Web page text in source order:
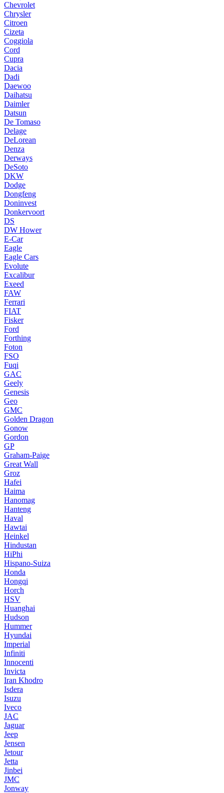
Chevrolet
Chrysler
Citroen
Cizeta
Coggiola
Cord
Cupra
Dacia
Dadi
Daewoo
Daihatsu
Daimler
Datsun
De Tomaso
Delage
DeLorean
Denza
Derways
DeSoto
DKW
Dodge
Dongfeng
Doninvest
Donkervoort
DS
DW Hower
E-Car
Eagle
Eagle Cars
Evolute
Excalibur
Exeed
FAW
Ferrari
FIAT
Fisker
Ford
Forthing
Foton
FSO
Fuqi
GAC
Geely
Genesis
Geo
GMC
Golden Dragon
Gonow
Gordon
GP
Graham-Paige
Great Wall
Groz
Hafei
Haima
Hanomag
Hanteng
Haval
Hawtai
Heinkel
Hindustan
HiPhi
Hispano-Suiza
Honda
Hongqi
Horch
HSV
Huanghai
Hudson
Hummer
Hyundai
Imperial
Infiniti
Innocenti
Invicta
Iran Khodro
Isdera
Isuzu
Iveco
JAC
Jaguar
Jeep
Jensen
Jetour
Jetta
Jinbei
JMC
Jonway